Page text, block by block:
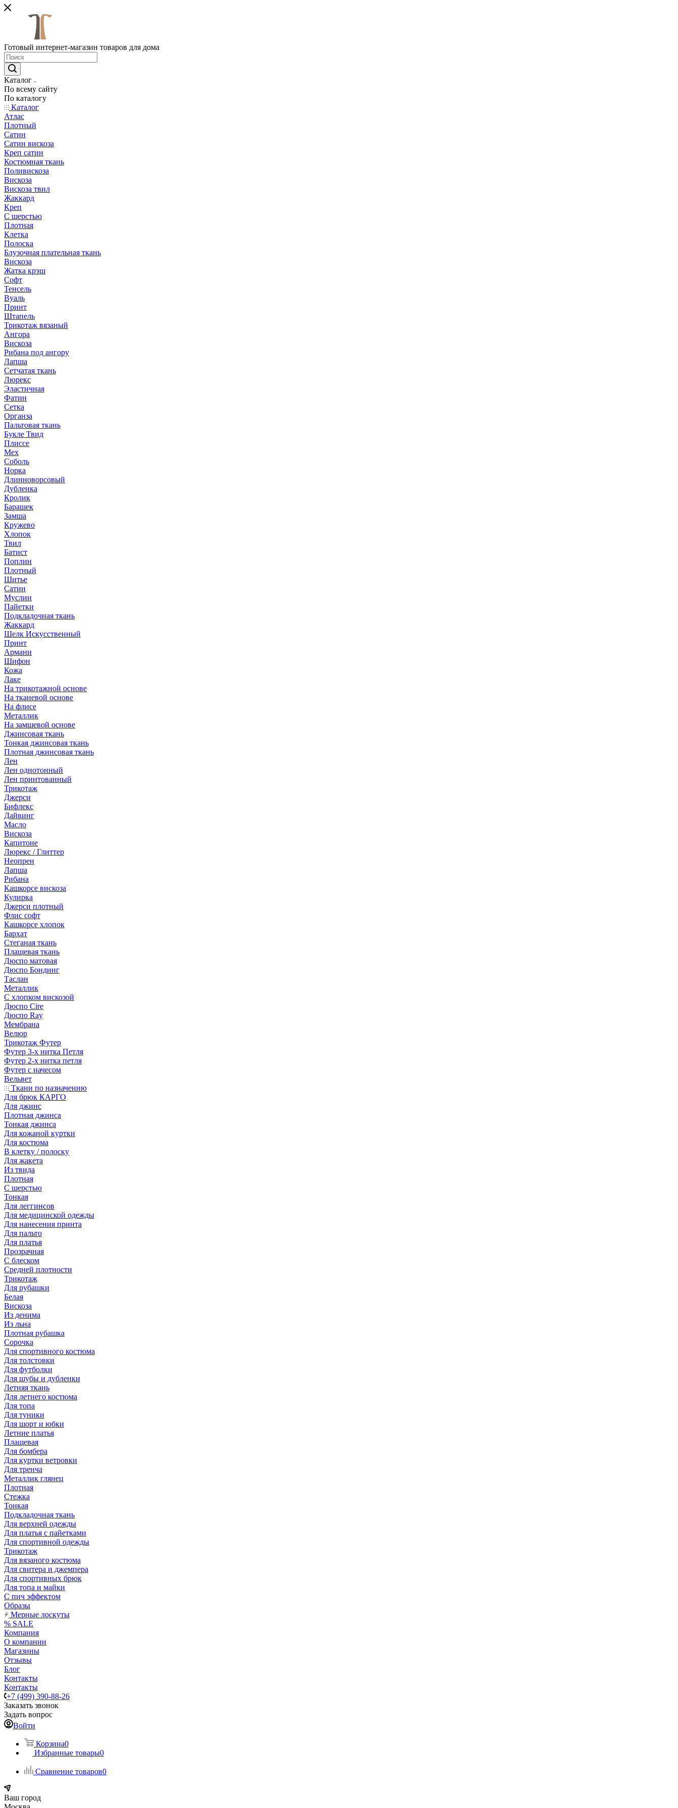
Готовый интернет-магазин товаров для дома
Каталог
По всему сайту
По каталогу
Каталог
Атлас
Плотный
Сатин
Сатин вискоза
Креп сатин
Костюмная ткань
Поливискоза
Вискоза
Вискоза твил
Жаккард
Креп
С шерстью
Плотная
Клетка
Полоска
Блузочная плательная ткань
Вискоза
Жатка крэш
Софт
Тенсель
Вуаль
Принт
Штапель
Трикотаж вязаный
Ангора
Вискоза
Рибана под ангору
Лапша
Сетчатая ткань
Люрекс
Эластичная
Фатин
Сетка
Органза
Пальтовая ткань
Букле Твид
Плиссе
Мех
Соболь
Норка
Длинноворсовый
Дубленка
Кролик
Барашек
Замша
Кружево
Хлопок
Твил
Батист
Поплин
Плотный
Шитье
Сатин
Муслин
Пайетки
Подкладочная ткань
Жаккард
Шелк Искусственный
Принт
Армани
Шифон
Кожа
Лаке
На трикотажной основе
На тканевой основе
На флисе
Металлик
На замшевой основе
Джинсовая ткань
Тонкая джинсовая ткань
Плотная джинсовая ткань
Лен
Лен однотонный
Лен принтованный
Трикотаж
Джерси
Бифлекс
Дайвинг
Масло
Вискоза
Капитоне
Люрекс / Глиттер
Неопрен
Лапша
Рибана
Кашкорсе вискоза
Кулирка
Джерси плотный
Флис софт
Кашкорсе хлопок
Бархат
Стеганая ткань
Плащевая ткань
Дюспо матовая
Дюспо Бондинг
Таслан
Металлик
С хлопком вискозой
Дюспо Cire
Дюспо Ray
Мембрана
Велюр
Трикотаж Футер
Футер 3-х нитка Петля
Футер 2-х нитка петля
Футер с начесом
Вельвет
Ткани по назначению
Для брюк КАРГО
Для джинс
Плотная джинса
Тонкая джинса
Для кожаной куртки
Для костюма
В клетку / полоску
Для жакета
Из твида
Плотная
С шерстью
Тонкая
Для леггинсов
Для медицинской одежды
Для нанесения принта
Для пальто
Для платья
Прозрачная
С блеском
Средней плотности
Трикотаж
Для рубашки
Белая
Вискоза
Из денима
Из льна
Плотная рубашка
Сорочка
Для спортивного костюма
Для толстовки
Для футболки
Для шубы и дубленки
Летняя ткань
Для летнего костюма
Для топа
Для туники
Для шорт и юбки
Летние платья
Плащевая
Для бомбера
Для куртки ветровки
Для тренча
Металлик глянец
Плотная
Стежка
Тонкая
Подкладочная ткань
Для верхней одежды
Для платья с пайетками
Для спортивной одежды
Трикотаж
Для вязаного костюма
Для свитера и джемпера
Для спортивных брюк
Для топа и майки
С пич эффектом
Образы
Мерные лоскуты
% SALE
Компания
О компании
Магазины
Отзывы
Блог
Контакты
Контакты
+7 (499) 390-88-26
Заказать звонок
Задать вопрос
Войти
Корзина0
Избранные товары0
Сравнение товаров0
Ваш город